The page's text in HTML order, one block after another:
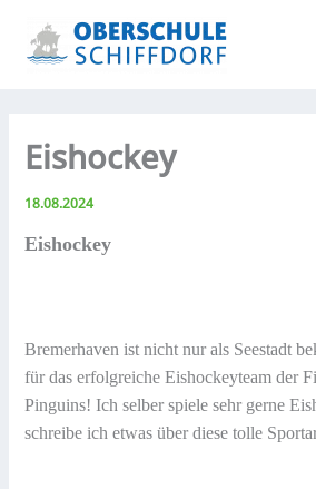
Inhalt
springen
Eishockey
18.08.2024
Eishockey
Bremerhaven ist nicht nur als Seestadt
für das erfolgreiche Eishockeyteam der
Pinguins! Ich selber spiele sehr gerne
schreibe ich etwas über diese tolle